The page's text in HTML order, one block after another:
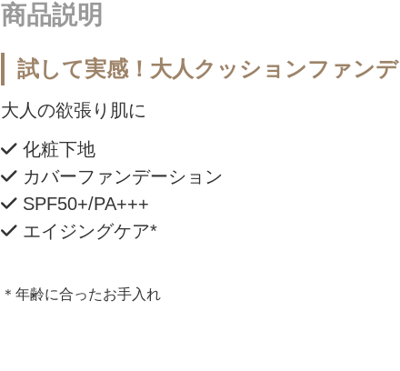
商品説明
試して実感！大人クッションファンデ
大人の欲張り肌に
化粧下地
カバーファンデーション
SPF50+/PA+++
エイジングケア*
＊年齢に合ったお手入れ